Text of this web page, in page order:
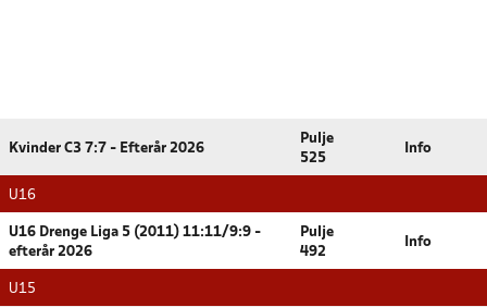
Kvinder C3 7:7 - Efterår 2026
Pulje
525
Info
U16
U16 Drenge Liga 5 (2011) 11:11/9:9 -
efterår 2026
Pulje
492
Info
U15